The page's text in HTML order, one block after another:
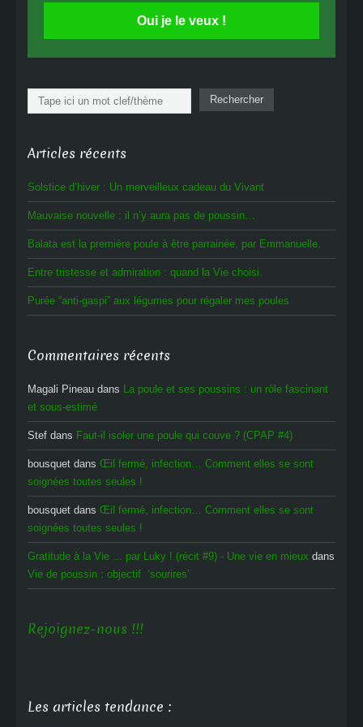
Oui je le veux !
Rechercher Rechercher
Articles récents
Solstice d’hiver : Un merveilleux cadeau du Vivant
Mauvaise nouvelle : il n’y aura pas de poussin…
Balata est la première poule à être parrainée, par Emmanuelle.
Entre tristesse et admiration : quand la Vie choisi.
Purée “anti-gaspi” aux légumes pour régaler mes poules
Commentaires récents
Magali Pineau dans La poule et ses poussins : un rôle fascinant
et sous-estimé
Stef dans Faut-il isoler une poule qui couve ? (CPAP #4)
bousquet dans Œil fermé, infection… Comment elles se sont
soignées toutes seules !
bousquet dans Œil fermé, infection… Comment elles se sont
soignées toutes seules !
Gratitude à la Vie ... par Luky ! (récit #9) - Une vie en mieux dans
Vie de poussin : objectif ‘sourires’
Rejoignez-nous !!!
Les articles tendance :